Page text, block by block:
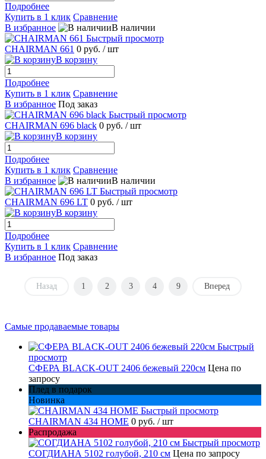
Подробнее
Купить в 1 клик Сравнение
В избранное
В наличии
Быстрый просмотр
CHAIRMAN 661 0 руб. / шт
В корзину
Подробнее
Купить в 1 клик Сравнение
В избранное Под заказ
Быстрый просмотр
CHAIRMAN 696 black 0 руб. / шт
В корзину
Подробнее
Купить в 1 клик Сравнение
В избранное
В наличии
Быстрый просмотр
CHAIRMAN 696 LT 0 руб. / шт
В корзину
Подробнее
Купить в 1 клик Сравнение
В избранное Под заказ
Назад 1 2 3 4 9 Вперед
Самые продаваемые товары
Быстрый
просмотр
СФЕРА BLACK-OUT 2406 бежевый 220см Цена по
запросу
Плед в подарок
Новинка
Быстрый просмотр
CHAIRMAN 434 HOME 0 руб. / шт
Распродажа
Быстрый просмотр
СОГДИАНА 5102 голубой, 210 см Цена по запросу